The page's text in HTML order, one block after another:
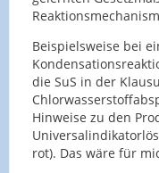
Beispielsweise bei
die SuS in der
Hinweise zu den
rot). Das wäre für